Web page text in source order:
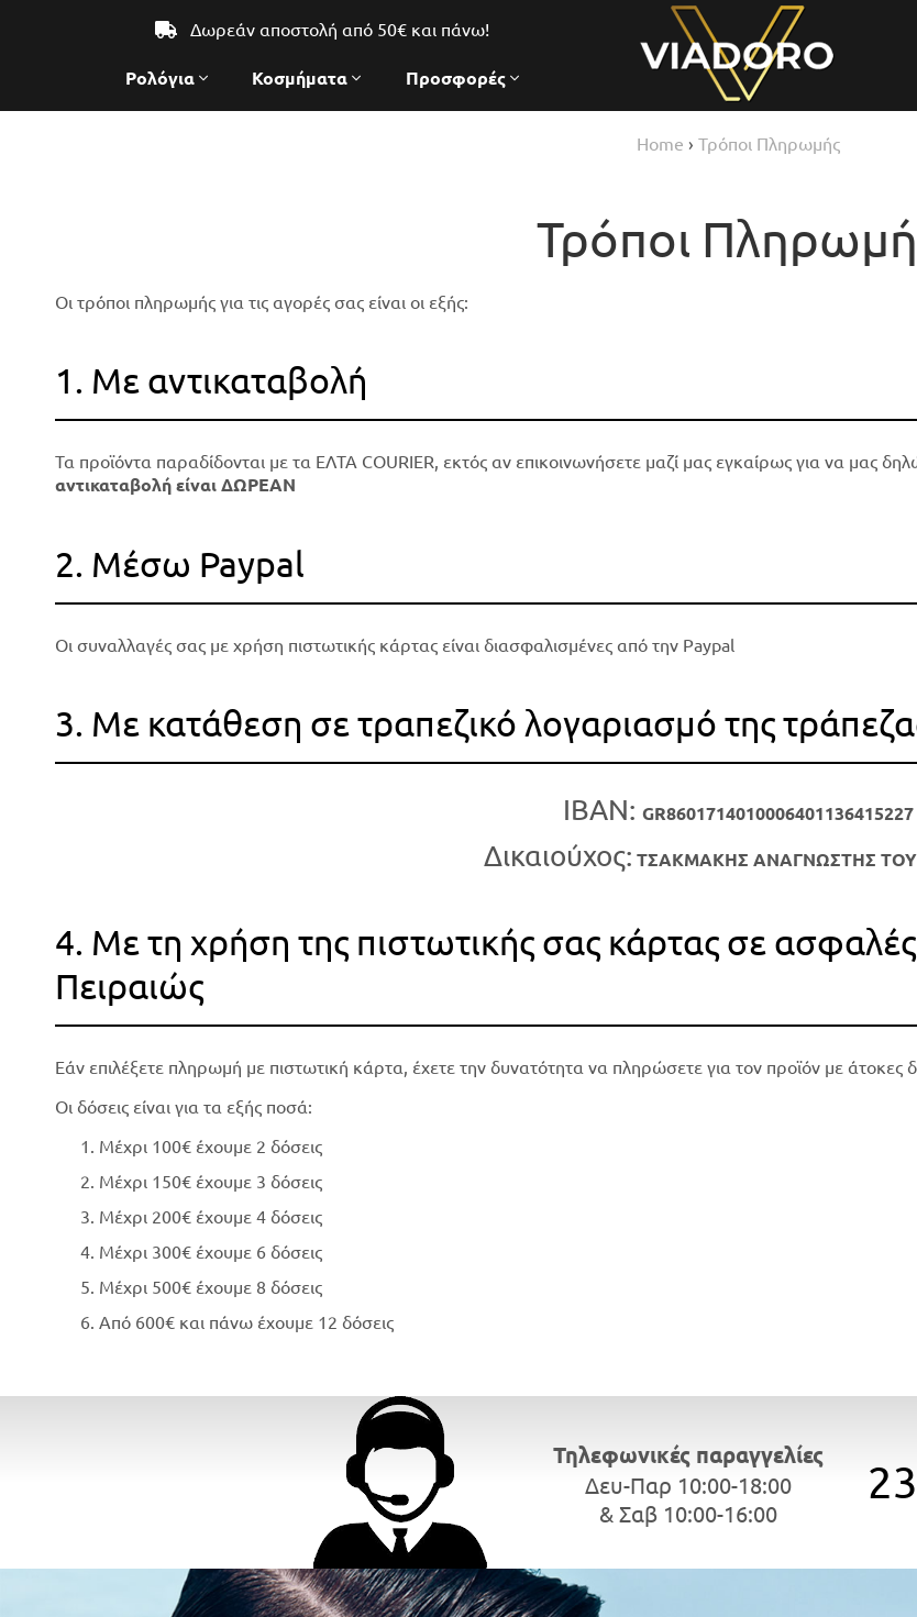
Δωρεάν αποστολή από 50€ και πάνω!
Ρολόγια Κοσμήματα Προσφορές
Home ›Τρόποι Πληρωμής
Τρόποι
Οι τρόποι πληρωμής για τις αγορές σας είναι οι εξής:
1. Με αντικαταβολή
Τα προϊόντα παραδίδονται με τα ΕΛΤΑ COURIER, εκτός αν επικοινωνήσετε μαζί μας εγκαίρως για να μας
αντικαταβολή είναι ΔΩΡΕΑΝ
2. Μέσω Paypal
Οι συναλλαγές σας με χρήση πιστωτικής κάρτας είναι διασφαλισμένες από την Paypal
3. Με κατάθεση σε τραπεζικό λογαριασμό της
IBAN:GR8601714010006401136415227
Δικαιούχος: ΤΣΑΚΜΑΚΗΣ ΑΝΑΓΝΩΣΤΗΣ
4. Με τη χρήση της πιστωτικής σας κάρτας σε
Πειραιώς
Εάν επιλέξετε πληρωμή με πιστωτική κάρτα, έχετε την δυνατότητα να πληρώσετε για τον προϊόν με άτοκες
Οι δόσεις είναι για τα εξής ποσά:
Μέχρι 100€ έχουμε 2 δόσεις
Μέχρι 150€ έχουμε 3 δόσεις
Μέχρι 200€ έχουμε 4 δόσεις
Μέχρι 300€ έχουμε 6 δόσεις
Μέχρι 500€ έχουμε 8 δόσεις
Από 600€ και πάνω έχουμε 12 δόσεις
Τηλεφωνικές παραγγελίες
Δευ-Παρ 10:00-18:00
& Σαβ 10:00-16:00